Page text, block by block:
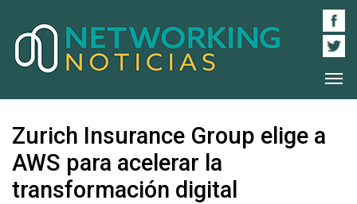
Zurich Insurance Group elige a
AWS para acelerar la
transformación digital